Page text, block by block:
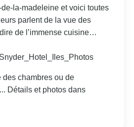
la-madeleine et voici toutes
parlent de la vue des
de l’immense cuisine…
des chambres ou de
Détails et photos dans